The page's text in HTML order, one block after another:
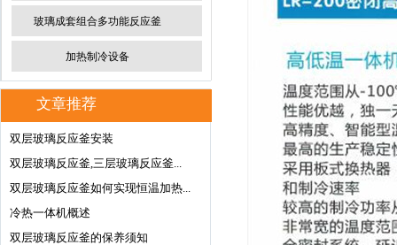
玻璃成套组合多功能反应釜
加热制冷设备
文章推荐
双层玻璃反应釜安装
双层玻璃反应釜,三层玻璃反应釜...
双层玻璃反应釜如何实现恒温加热...
冷热一体机概述
双层玻璃反应釜的保养须知